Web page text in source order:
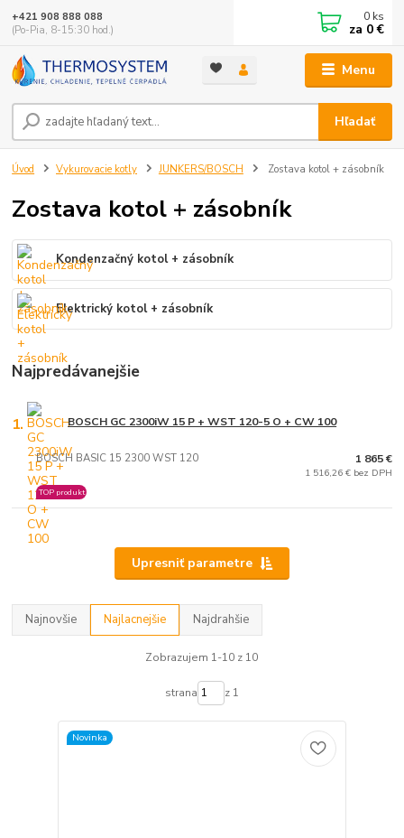
Menu
Hľadať
+421 908 888 088
(Po-Pia, 8-15:30 hod.)
0 ks
za 0 €
Úvod Vykurovacie kotly JUNKERS/BOSCH Zostava kotol + zásobník
Zostava kotol + zásobník
Kondenzačný kotol + zásobník
Elektrický kotol + zásobník
Najpredávanejšie
1. BOSCH GC 2300iW 15 P + WST 120-5 O + CW 100
BOSCH BASIC 15 2300 WST 120
TOP produkt
1 865 €
1 516,26 € bez DPH
Upresniť parametre
Najnovšie Najlacnejšie Najdrahšie
Zobrazujem 1-10 z 10
strana z 1
Novinka